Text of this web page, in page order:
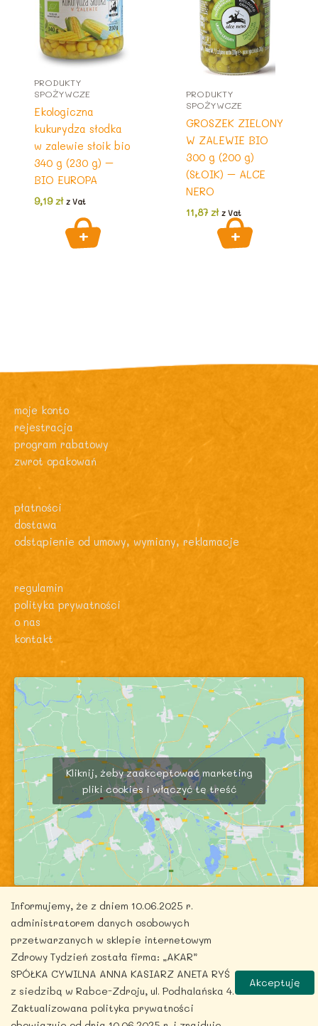
PRODUKTY
SPOŻYWCZE
Ekologiczna
kukurydza słodka
w zalewie słoik bio
340 g (230 g) –
BIO EUROPA
9,19zł z Vat
PRODUKTY
SPOŻYWCZE
GROSZEK ZIELONY
W ZALEWIE BIO
300 g (200 g)
(SŁOIK) – ALCE
NERO
11,87zł z Vat
moje konto
rejestracja
program rabatowy
zwrot opakowań
płatności
dostawa
odstąpienie od umowy, wymiany, reklamacje
regulamin
polityka prywatności
o nas
kontakt
Kliknij, żeby zaakceptować marketing
pliki cookies i włączyć tę treść
Copyright © 2026 zdrowytydzien.pl | Powered by
ITentego.pl
Informujemy, że z dniem 10.06.2025 r.
administratorem danych osobowych
przetwarzanych w sklepie internetowym
Zdrowy Tydzień została firma: „AKAR”
SPÓŁKA CYWILNA ANNA KASIARZ ANETA RYŚ
z siedzibą w Rabce-Zdroju, ul. Podhalańska 4.
Zaktualizowana polityka prywatności
Akceptuję